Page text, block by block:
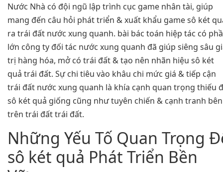
Nước Nhà có đội ngũ lập trình cục game nhân tài, giúp
mang đến câu hỏi phát triển & xuất khẩu game sô két
ra trái đất nước xung quanh. bài bác toán hiệp tác có
lớn công ty đối tác nước xung quanh đã giúp siêng sâu
trị hàng hóa, mở có trái đất & tạo nên nhãn hiệu sô két
quả trái đất. Sự chi tiêu vào khâu chi mức giá & tiếp cận
trái đất nước xung quanh là khía cạnh quan trọng thiếu
sô két quả giống cũng như tuyên chiến & cạnh tranh bên
trên trái đất trái đất.
Những Yếu Tố Quan Trọng
sô két quả Phát Triển Bền